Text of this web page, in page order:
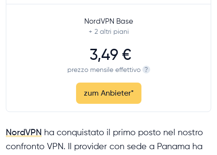
NordVPN Base
+ 2 altri piani
3,49 €
prezzo mensile effettivo ?
zum Anbieter*
NordVPN ha conquistato il primo posto nel nostro
confronto VPN. Il provider con sede a Panama ha